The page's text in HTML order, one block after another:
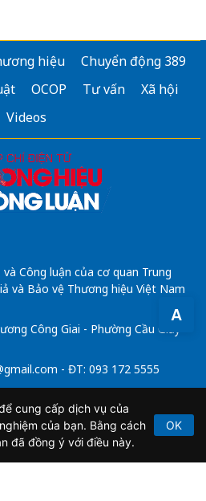
A
hiệu
Chuyển động 389
OCOP Tư vấn
Xã hội
Videos
Công luận của cơ quan Trung
và Bảo vệ Thương hiệu Việt Nam
Công Giai - Phường Cầu Giấy -
- ĐT: 093 172 5555
điện tử số 64/GP-BTTTT do Bộ
ngày 21/2/2020.
cung cấp dịch vụ của
của bạn. Bằng cách
đã đồng ý với điều này.
OK